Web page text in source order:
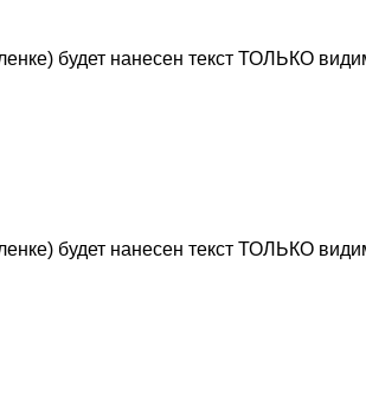
будет нанесен текст ТОЛЬКО
будет нанесен текст ТОЛЬКО